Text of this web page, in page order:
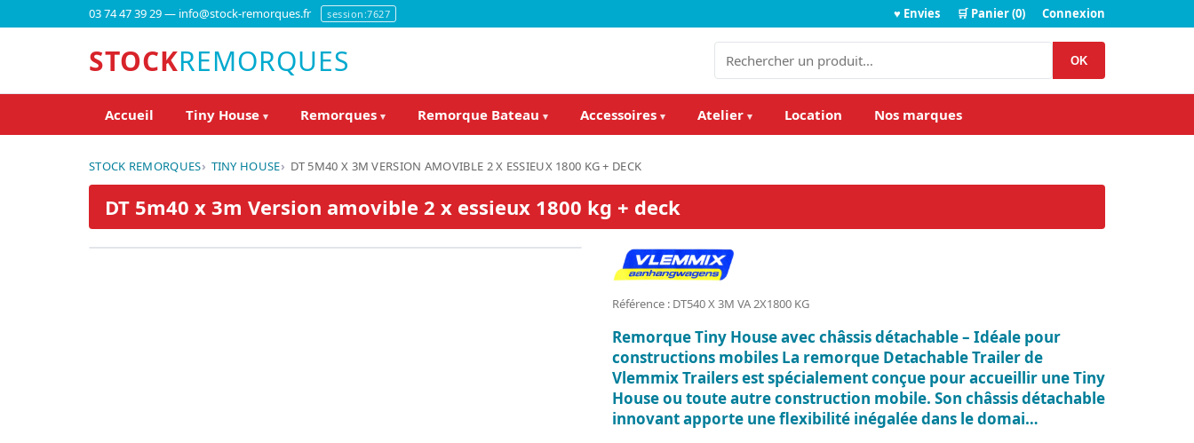
03 74 47 39 29 — info@stock-remorques.fr session:7627 ♥ Envies 🛒 Panier (0) Connexion
STOCKREMORQUES OK
Accueil Tiny House ▾ Remorques ▾ Remorque Bateau ▾ Accessoires ▾ Atelier ▾ Location Nos marques
STOCK REMORQUES TINY HOUSE DT 5M40 X 3M VERSION AMOVIBLE 2 X ESSIEUX 1800 KG + DECK
DT 5m40 x 3m Version amovible 2 x essieux 1800 kg + deck
Référence : DT540 X 3M VA 2X1800 KG
Remorque Tiny House avec châssis détachable – Idéale pour
constructions mobiles La remorque Detachable Trailer de
Vlemmix Trailers est spécialement conçue pour accueillir une Tiny
House ou toute autre construction mobile. Son châssis détachable
innovant apporte une flexibilité inégalée dans le domai…